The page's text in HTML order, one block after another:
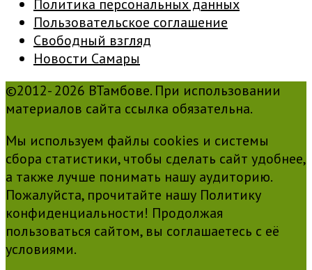
Политика персональных данных
Пользовательское соглашение
Свободный взгляд
Новости Самары
©2012- 2026 ВТамбове. При использовании
материалов сайта ссылка обязательна.
Мы используем файлы cookies и системы
сбора статистики, чтобы сделать сайт удобнее,
а также лучше понимать нашу аудиторию.
Пожалуйста, прочитайте нашу Политику
конфиденциальности! Продолжая
пользоваться сайтом, вы соглашаетесь с её
условиями.